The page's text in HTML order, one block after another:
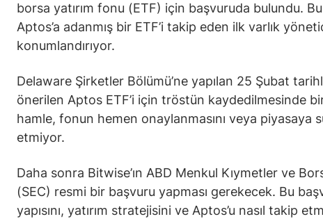
borsa yatırım fonu (ETF) için başvuruda bulundu. Bu
Aptos’a adanmış bir ETF’i takip eden ilk varlık
konumlandırıyor.
Delaware Şirketler Bölümü’ne yapılan 25 Şubat
önerilen Aptos ETF’i için tröstün kaydedilmesinde
hamle, fonun hemen onaylanmasını veya piyasaya
etmiyor.
Daha sonra Bitwise’ın ABD Menkul Kıymetler ve
(SEC) resmi bir başvuru yapması gerekecek. Bu
yapısını, yatırım stratejisini ve Aptos’u nasıl takip